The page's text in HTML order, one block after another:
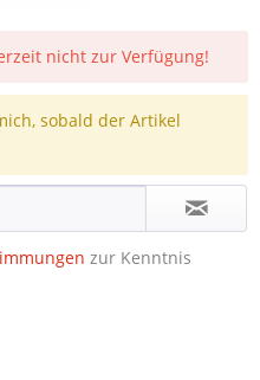
nicht zur Verfügung!
sobald der Artikel
zur Kenntnis